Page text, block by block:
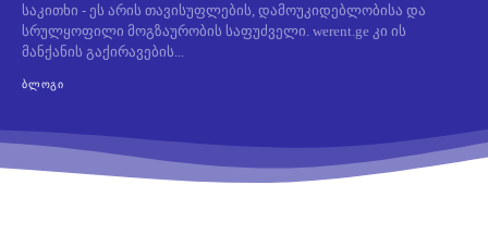
საკითხი - ეს არის თავისუფლების, დამოუკიდებლობისა და
სრულყოფილი მოგზაურობის საფუძველი. werent.ge კი ის
მანქანის გაქირავების...
ᲑᲚᲝᲒᲘ